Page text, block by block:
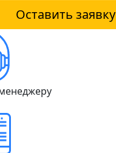
Оставить заявку